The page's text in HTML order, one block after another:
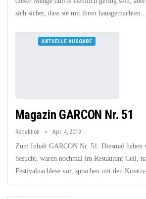
sich sicher, dass sie mit ihren
AKTUELLE AUSGABE
Magazin GARCON Nr. 51
Redaktion Apr. 4, 2019
Zum Inhalt GARCON Nr. 51: Diesmal haben
besucht, waren nochmal im Restaurant Cell,
Festivalnachlese vor, sprachen mit den